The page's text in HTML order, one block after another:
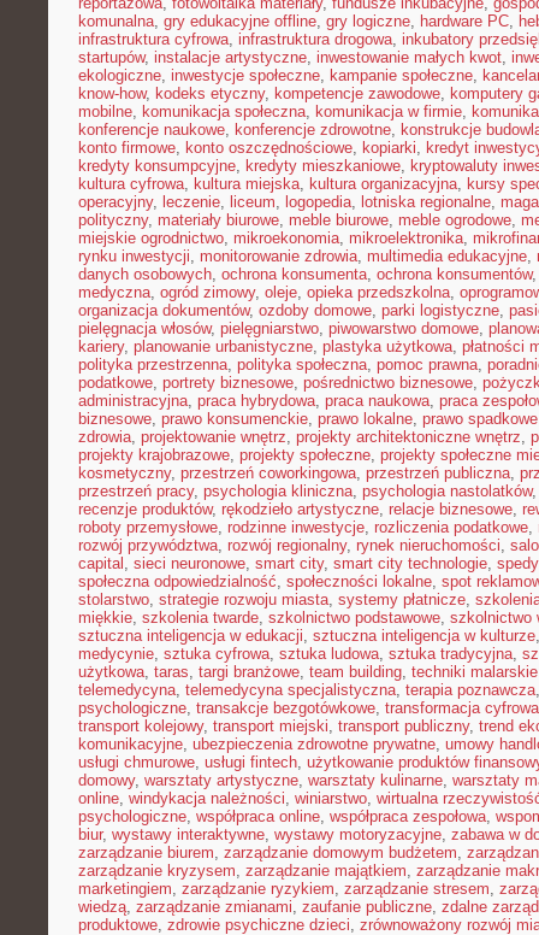
komunalna, gry edukacyjne offline, gry logiczne, hardware PC,
infrastruktura cyfrowa, infrastruktura drogowa, inkubatory
startupów, instalacje artystyczne, inwestowanie małych kwot,
ekologiczne, inwestycje społeczne, kampanie społeczne,
know-how, kodeks etyczny, kompetencje zawodowe, komputery
mobilne, komunikacja społeczna, komunikacja w firmie,
konferencje naukowe, konferencje zdrowotne, konstrukcje
konto firmowe, konto oszczędnościowe, kopiarki, kredyt
kredyty konsumpcyjne, kredyty mieszkaniowe, kryptowaluty
kultura cyfrowa, kultura miejska, kultura organizacyjna, kursy
operacyjny, leczenie, liceum, logopedia, lotniska regionalne,
polityczny, materiały biurowe, meble biurowe, meble ogrodowe,
miejskie ogrodnictwo, mikroekonomia, mikroelektronika,
rynku inwestycji, monitorowanie zdrowia, multimedia edukacyjne,
danych osobowych, ochrona konsumenta, ochrona konsumentów
medyczna, ogród zimowy, oleje, opieka przedszkolna,
organizacja dokumentów, ozdoby domowe, parki logistyczne,
pielęgnacja włosów, pielęgniarstwo, piwowarstwo domowe,
kariery, planowanie urbanistyczne, plastyka użytkowa, płatności
polityka przestrzenna, polityka społeczna, pomoc prawna,
podatkowe, portrety biznesowe, pośrednictwo biznesowe,
administracyjna, praca hybrydowa, praca naukowa, praca
biznesowe, prawo konsumenckie, prawo lokalne, prawo spadkowe
zdrowia, projektowanie wnętrz, projekty architektoniczne wnętrz,
projekty krajobrazowe, projekty społeczne, projekty społeczne
kosmetyczny, przestrzeń coworkingowa, przestrzeń publiczna,
przestrzeń pracy, psychologia kliniczna, psychologia nastolatków
recenzje produktów, rękodzieło artystyczne, relacje biznesowe,
roboty przemysłowe, rodzinne inwestycje, rozliczenia podatkowe,
rozwój przywództwa, rozwój regionalny, rynek nieruchomości,
capital , sieci neuronowe, smart city, smart city technologie,
społeczna odpowiedzialność, społeczności lokalne, spot
stolarstwo, strategie rozwoju miasta, systemy płatnicze,
miękkie, szkolenia twarde, szkolnictwo podstawowe, szkolnictwo
sztuczna inteligencja w edukacji, sztuczna inteligencja w kulturze
medycynie, sztuka cyfrowa, sztuka ludowa, sztuka tradycyjna,
użytkowa, taras, targi branżowe, team building, techniki malarskie
telemedycyna, telemedycyna specjalistyczna, terapia poznawcza
psychologiczne, transakcje bezgotówkowe, transformacja cyfrowa
transport kolejowy, transport miejski, transport publiczny, trend
komunikacyjne, ubezpieczenia zdrowotne prywatne, umowy
usługi chmurowe, usługi fintech, użytkowanie produktów
domowy, warsztaty artystyczne, warsztaty kulinarne, warsztaty
online, windykacja należności, winiarstwo, wirtualna
psychologiczne, współpraca online, współpraca zespołowa,
biur, wystawy interaktywne, wystawy motoryzacyjne, zabawa w
zarządzanie biurem, zarządzanie domowym budżetem,
zarządzanie kryzysem, zarządzanie majątkiem, zarządzanie
marketingiem, zarządzanie ryzykiem, zarządzanie stresem,
wiedzą, zarządzanie zmianami, zaufanie publiczne, zdalne
produktowe, zdrowie psychiczne dzieci, zrównoważony rozwój